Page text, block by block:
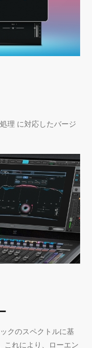
理 に対応したバージ
クのスペクトルに基
これにより、ローエン